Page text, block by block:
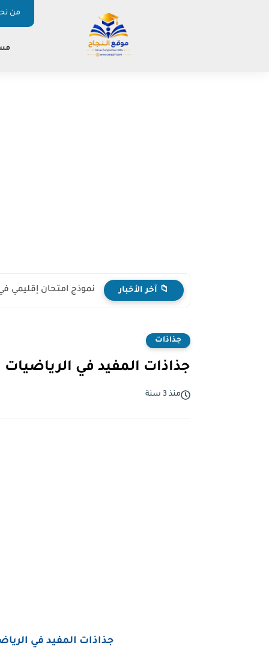
من
📁 آخر الأخبار نموذج امتحان إقليمي
جذاذات
جذاذات المفيد في الرياضيات
منذ 3 سنة
جذاذات المفيد في